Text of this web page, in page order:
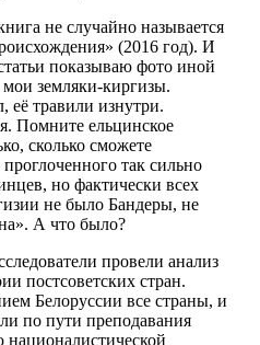
не случайно называется
(2016 год). И
показываю фото иной
земляки-киргизы.
травили изнутри.
Помните ельцинское
сколько сможете
так сильно
но фактически всех
не было Бандеры, не
А что было?
провели анализ
постсоветских стран.
Белоруссии все страны, и
по пути преподавания